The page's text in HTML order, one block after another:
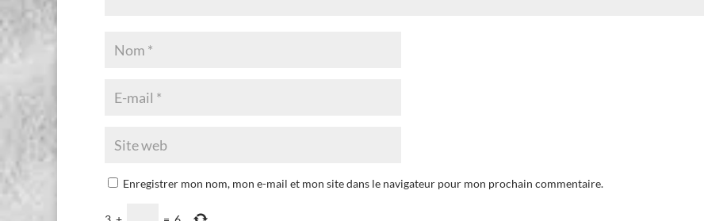
Enregistrer mon nom, mon e-mail et mon site dans le navigateur pour mon prochain commentaire.